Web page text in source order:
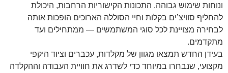
ונוחות שימוש גבוהה. התכונות הקישוריות הרחבות, היכולת
להחליף סוויצ’ים בקלות וחיי הסוללה הארוכים הופכות אותה
לבחירה מצויינת לכל סוגי המשתמשים — ממתחילים ועד
מתקדמים.
בעידן החדש תמצאו מגוון של מקלדות, עכברים וציוד היקפי
מקצועי, שנבחרו במיוחד כדי לשדרג את חוויית העבודה וההקלדה